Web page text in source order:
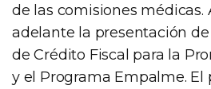
de las comisiones médicas.
adelante la presentación de
de Crédito Fiscal para la
y el Programa Empalme.